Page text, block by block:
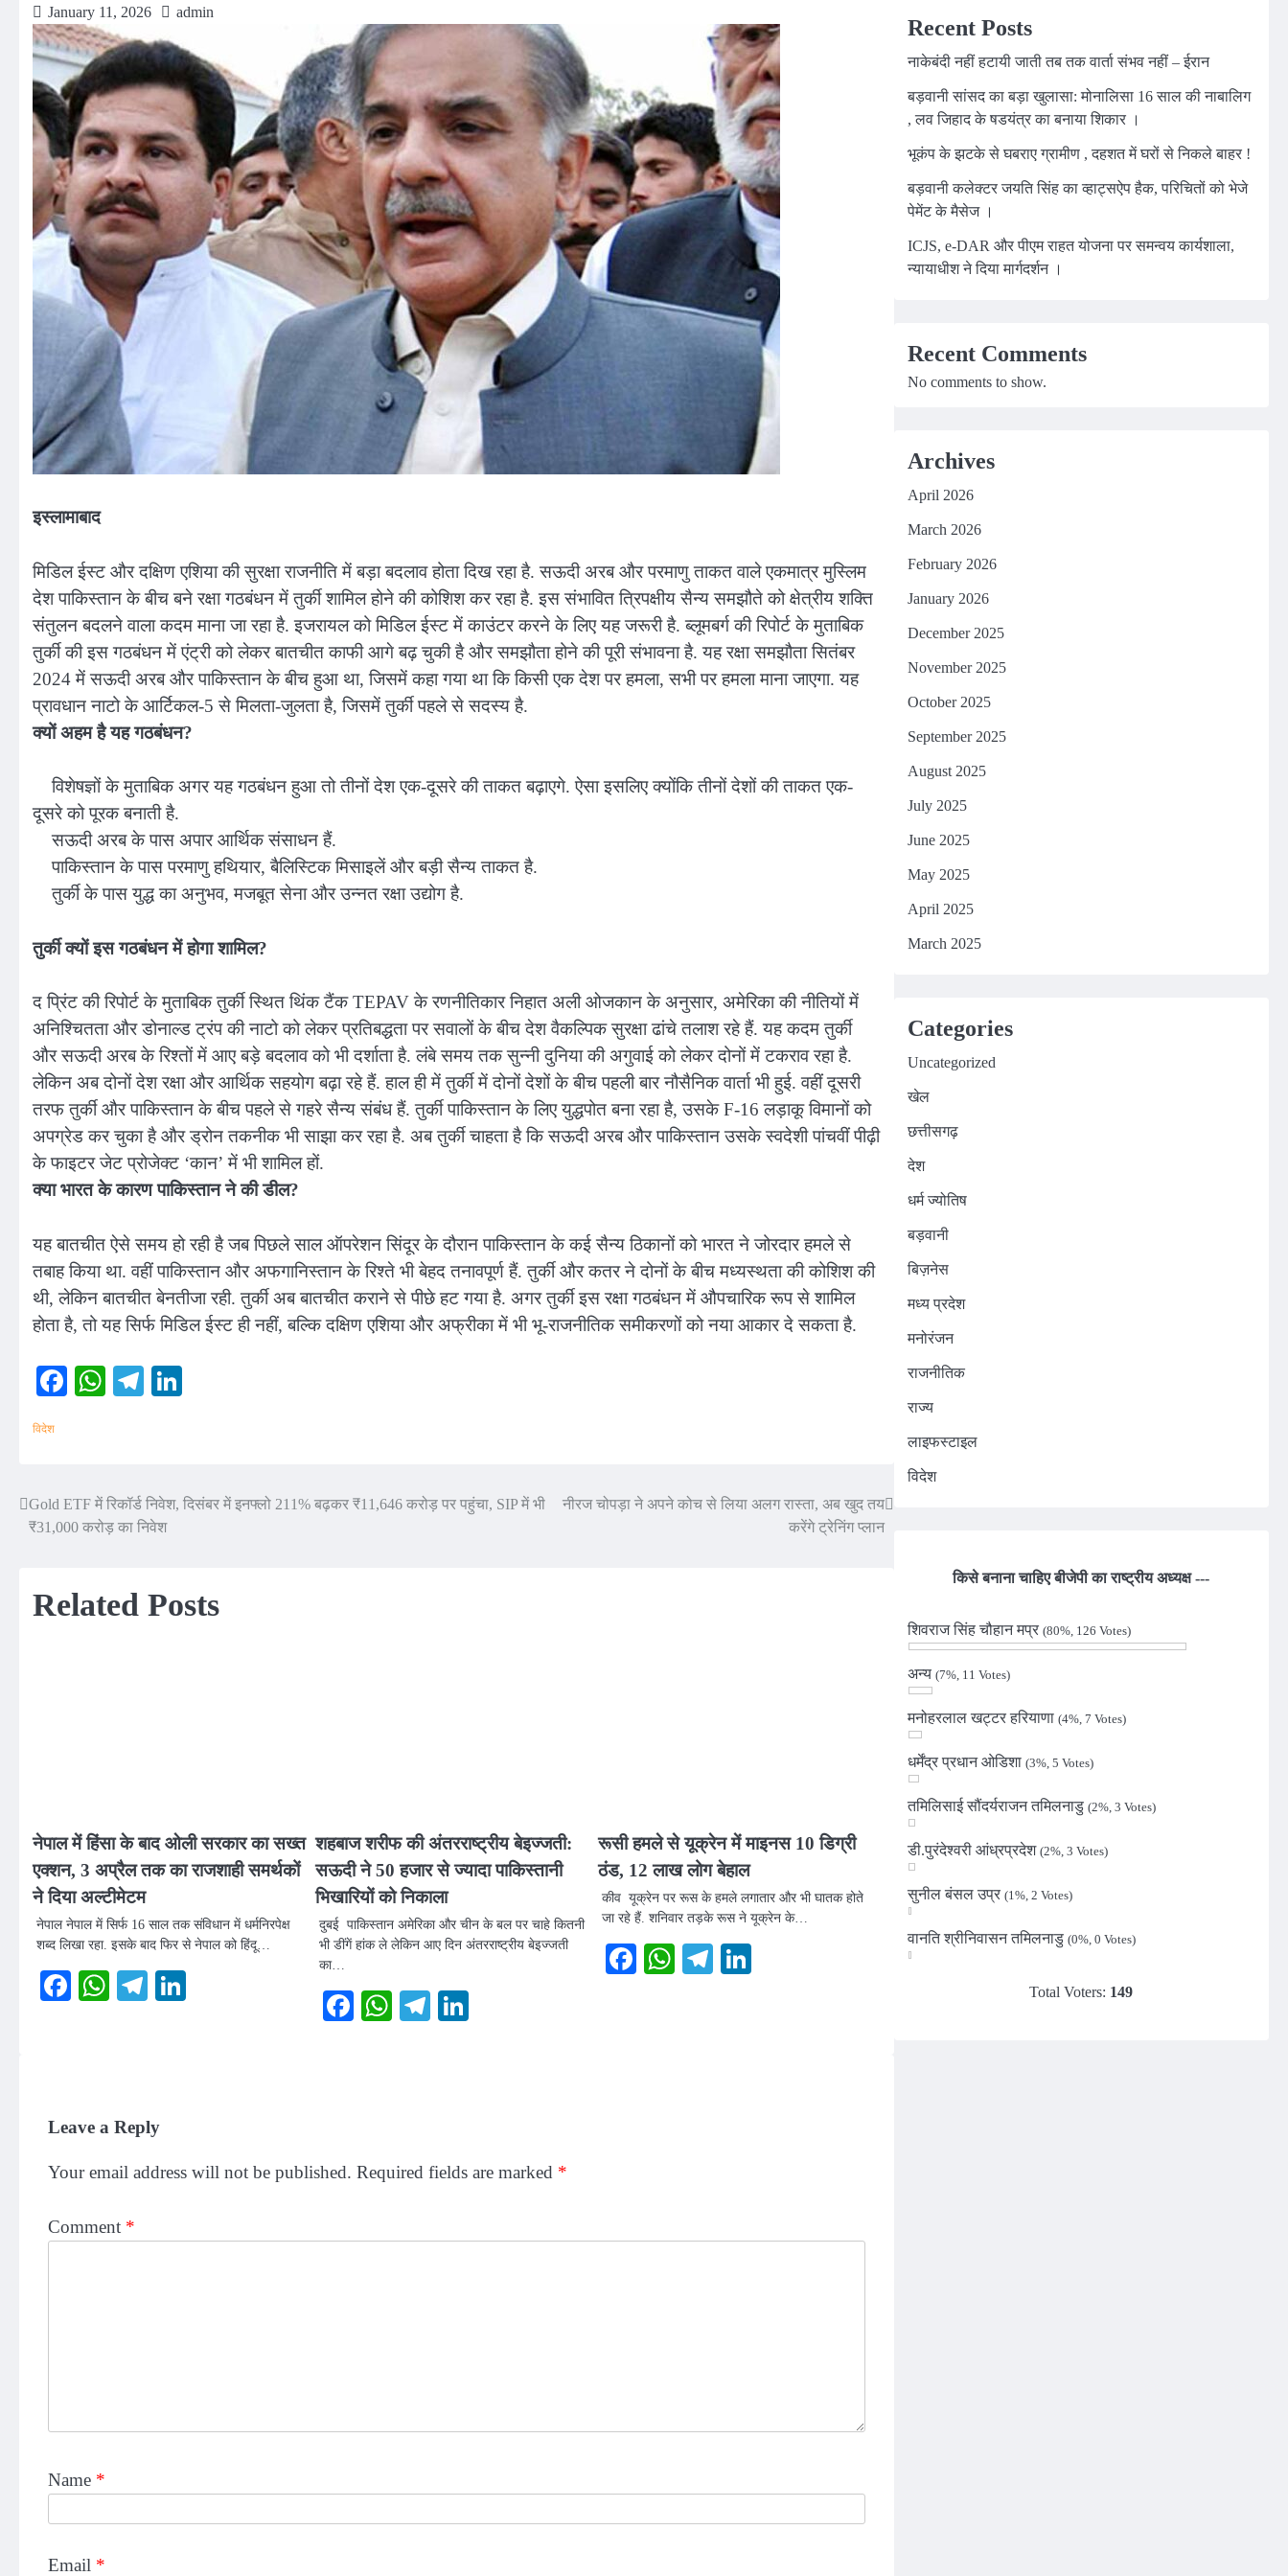
January 11, 2026 admin
इस्लामाबाद
मिडिल ईस्ट और दक्षिण एशिया की सुरक्षा राजनीति में बड़ा बदलाव होता दिख रहा है. सऊदी अरब और परमाणु ताकत वाले एकमात्र मुस्लिम
देश पाकिस्तान के बीच बने रक्षा गठबंधन में तुर्की शामिल होने की कोशिश कर रहा है. इस संभावित त्रिपक्षीय सैन्य समझौते को क्षेत्रीय शक्ति
संतुलन बदलने वाला कदम माना जा रहा है. इजरायल को मिडिल ईस्ट में काउंटर करने के लिए यह जरूरी है. ब्लूमबर्ग की रिपोर्ट के मुताबिक
तुर्की की इस गठबंधन में एंट्री को लेकर बातचीत काफी आगे बढ़ चुकी है और समझौता होने की पूरी संभावना है. यह रक्षा समझौता सितंबर
2024 में सऊदी अरब और पाकिस्तान के बीच हुआ था, जिसमें कहा गया था कि किसी एक देश पर हमला, सभी पर हमला माना जाएगा. यह
प्रावधान नाटो के आर्टिकल-5 से मिलता-जुलता है, जिसमें तुर्की पहले से सदस्य है.
क्यों अहम है यह गठबंधन?
विशेषज्ञों के मुताबिक अगर यह गठबंधन हुआ तो तीनों देश एक-दूसरे की ताकत बढ़ाएगे. ऐसा इसलिए क्योंकि तीनों देशों की ताकत एक-
दूसरे को पूरक बनाती है.
सऊदी अरब के पास अपार आर्थिक संसाधन हैं.
पाकिस्तान के पास परमाणु हथियार, बैलिस्टिक मिसाइलें और बड़ी सैन्य ताकत है.
तुर्की के पास युद्ध का अनुभव, मजबूत सेना और उन्नत रक्षा उद्योग है.
तुर्की क्यों इस गठबंधन में होगा शामिल?
द प्रिंट की रिपोर्ट के मुताबिक तुर्की स्थित थिंक टैंक TEPAV के रणनीतिकार निहात अली ओजकान के अनुसार, अमेरिका की नीतियों में
अनिश्चितता और डोनाल्ड ट्रंप की नाटो को लेकर प्रतिबद्धता पर सवालों के बीच देश वैकल्पिक सुरक्षा ढांचे तलाश रहे हैं. यह कदम तुर्की
और सऊदी अरब के रिश्तों में आए बड़े बदलाव को भी दर्शाता है. लंबे समय तक सुन्नी दुनिया की अगुवाई को लेकर दोनों में टकराव रहा है.
लेकिन अब दोनों देश रक्षा और आर्थिक सहयोग बढ़ा रहे हैं. हाल ही में तुर्की में दोनों देशों के बीच पहली बार नौसैनिक वार्ता भी हुई. वहीं दूसरी
तरफ तुर्की और पाकिस्तान के बीच पहले से गहरे सैन्य संबंध हैं. तुर्की पाकिस्तान के लिए युद्धपोत बना रहा है, उसके F-16 लड़ाकू विमानों को
अपग्रेड कर चुका है और ड्रोन तकनीक भी साझा कर रहा है. अब तुर्की चाहता है कि सऊदी अरब और पाकिस्तान उसके स्वदेशी पांचवीं पीढ़ी
के फाइटर जेट प्रोजेक्ट ‘कान’ में भी शामिल हों.
क्या भारत के कारण पाकिस्तान ने की डील?
यह बातचीत ऐसे समय हो रही है जब पिछले साल ऑपरेशन सिंदूर के दौरान पाकिस्तान के कई सैन्य ठिकानों को भारत ने जोरदार हमले से
तबाह किया था. वहीं पाकिस्तान और अफगानिस्तान के रिश्ते भी बेहद तनावपूर्ण हैं. तुर्की और कतर ने दोनों के बीच मध्यस्थता की कोशिश की
थी, लेकिन बातचीत बेनतीजा रही. तुर्की अब बातचीत कराने से पीछे हट गया है. अगर तुर्की इस रक्षा गठबंधन में औपचारिक रूप से शामिल
होता है, तो यह सिर्फ मिडिल ईस्ट ही नहीं, बल्कि दक्षिण एशिया और अफ्रीका में भी भू-राजनीतिक समीकरणों को नया आकार दे सकता है.
Facebook
WhatsApp
Telegram
विदेश
Post
Gold ETF में रिकॉर्ड निवेश, दिसंबर में इनफ्लो 211% बढ़कर ₹11,646 करोड़ पर पहुंचा, SIP में भी
₹31,000 करोड़ का निवेश
नीरज चोपड़ा ने अपने कोच से लिया अलग रास्ता, अब खुद तय
करेंगे ट्रेनिंग प्लान
Related Posts
नेपाल में हिंसा के बाद ओली सरकार का सख्त
एक्शन, 3 अप्रैल तक का राजशाही समर्थकों
ने दिया अल्टीमेटम
नेपाल नेपाल में सिर्फ 16 साल तक संविधान में धर्मनिरपेक्ष
शब्द लिखा रहा. इसके बाद फिर से नेपाल को हिंदू…
Facebook
WhatsApp
Telegram
शहबाज शरीफ की अंतरराष्ट्रीय बेइज्जती:
सऊदी ने 50 हजार से ज्यादा पाकिस्तानी
भिखारियों को निकाला
दुबई पाकिस्तान अमेरिका और चीन के बल पर चाहे कितनी
भी डींगें हांक ले लेकिन आए दिन अंतरराष्ट्रीय बेइज्जती
का…
Facebook
WhatsApp
Telegram
रूसी हमले से यूक्रेन में माइनस 10 डिग्री
ठंड, 12 लाख लोग बेहाल
कीव यूक्रेन पर रूस के हमले लगातार और भी घातक होते
जा रहे हैं. शनिवार तड़के रूस ने यूक्रेन के…
Facebook
WhatsApp
Telegram
Leave a Reply
Your email address will not be published. Required fields are marked *
Comment *
Name *
Email *
Recent Posts
नाकेबंदी नहीं हटायी जाती तब तक वार्ता संभव नहीं – ईरान
बड़वानी सांसद का बड़ा खुलासा: मोनालिसा 16 साल की नाबालिग
, लव जिहाद के षडयंत्र का बनाया शिकार ।
भूकंप के झटके से घबराए ग्रामीण , दहशत में घरों से निकले बाहर !
बड़वानी कलेक्टर जयति सिंह का व्हाट्सऐप हैक, परिचितों को भेजे
पेमेंट के मैसेज ।
ICJS, e-DAR और पीएम राहत योजना पर समन्वय कार्यशाला,
न्यायाधीश ने दिया मार्गदर्शन ।
Recent Comments
No comments to show.
Archives
April 2026
March 2026
February 2026
January 2026
December 2025
November 2025
October 2025
September 2025
August 2025
July 2025
June 2025
May 2025
April 2025
March 2025
Categories
Uncategorized
खेल
छत्तीसगढ़
देश
धर्म ज्योतिष
बड़वानी
बिज़नेस
मध्य प्रदेश
मनोरंजन
राजनीतिक
राज्य
लाइफस्टाइल
विदेश
किसे बनाना चाहिए बीजेपी का राष्ट्रीय अध्यक्ष ---
शिवराज सिंह चौहान मप्र (80%, 126 Votes)
अन्य (7%, 11 Votes)
मनोहरलाल खट्टर हरियाणा (4%, 7 Votes)
धर्मेंद्र प्रधान ओडिशा (3%, 5 Votes)
तमिलिसाई सौंदर्यराजन तमिलनाडु (2%, 3 Votes)
डी.पुरंदेश्वरी आंध्रप्रदेश (2%, 3 Votes)
सुनील बंसल उप्र (1%, 2 Votes)
वानति श्रीनिवासन तमिलनाडु (0%, 0 Votes)
Total Voters: 149